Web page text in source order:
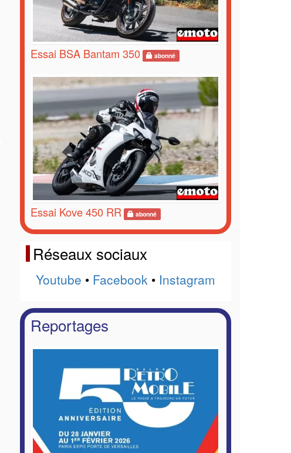
Essai BSA Bantam 350 abonné
Essai Kove 450 RR abonné
Réseaux sociaux
Youtube • Facebook • Instagram
Reportages